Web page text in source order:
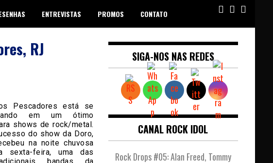
ENTREVISTAS PROMOS CONTATO
RJ
Pescadores está se
em um ótimo
shows de rock/metal.
do show da Doro,
na noite chuvosa
sexta-feira, uma das
SIGA-NOS NAS REDES
CANAL ROCK IDOL
Rock Drops #05: Alan Freed, Tommy